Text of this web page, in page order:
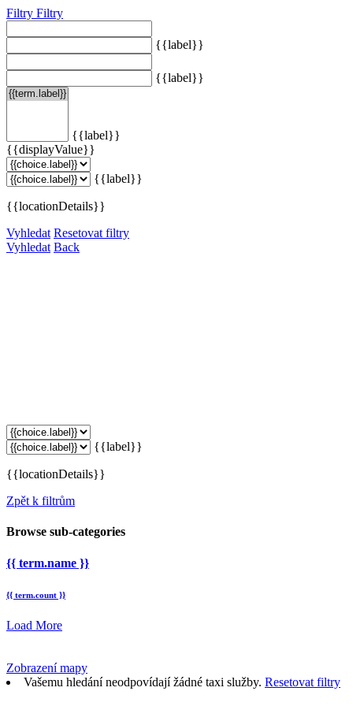
Filtry Filtry
{{label}}
{{label}}
{{label}}
{{displayValue}}
{{label}}
{{locationDetails}}
Vyhledat Resetovat filtry
Vyhledat Back
{{label}}
{{locationDetails}}
Zpět k filtrům
Browse sub-categories
{{ term.name }}
{{ term.count }}
Load More
Zobrazení mapy
Vašemu hledání neodpovídají žádné taxi služby. Resetovat filtry